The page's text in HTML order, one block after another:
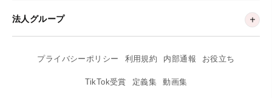
法人グループ
プライバシーポリシー 利用規約 内部通報 お役立ち
TikTok受賞 定義集 動画集